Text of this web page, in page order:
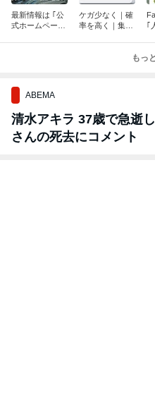
最新情報は ｢公
式ホームページ
ケガ少なく｜確
率を高く｜集客
｢
を
もっ
ABEMA
清水アキラ 37歳で急逝
さんの死去にコメント